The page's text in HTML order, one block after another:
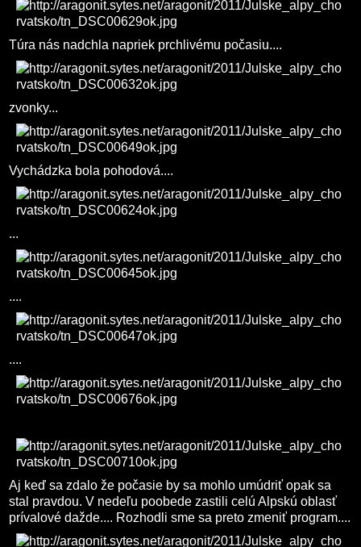
Túra nás nadchla napriek prchlivému počasiu....
zvonky...
Vychádzka bola pohodová....
...
....
....
Aj keď sa zdalo že počasie by sa mohlo umúdriť opak sa
stal pravdou. V nedeľu poobede zastili celú Alpskú oblasť
prívalové dažde.... Rozhodli sme sa preto zmeniť program....